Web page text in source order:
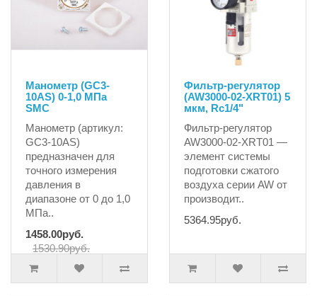
Манометр (GC3-
10AS) 0-1,0 МПа
SMC
Манометр (артикул:
GC3-10AS)
предназначен для
точного измерения
давления в
диапазоне от 0 до 1,0
МПа..
1458.00руб.
1530.90руб.
Фильтр-регулятор
(AW3000-02-XRT01) 5
мкм, Rc1/4"
Фильтр-регулятор
AW3000-02-XRT01 —
элемент системы
подготовки сжатого
воздуха серии AW от
производит..
5364.95руб.